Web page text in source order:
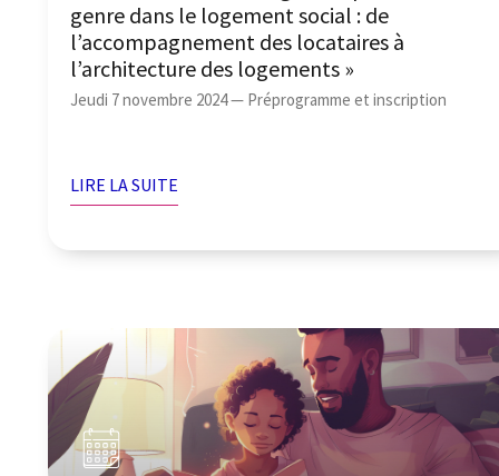
genre dans le logement social : de
l’accompagnement des locataires à
l’architecture des logements »
Jeudi 7 novembre 2024 — Préprogramme et inscription
LIRE LA SUITE